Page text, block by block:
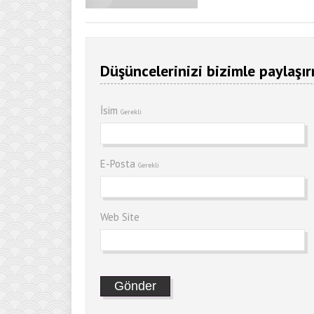
Düşüncelerinizi bizimle
İsim Gerekli
E-Posta Gerekli
Web Site